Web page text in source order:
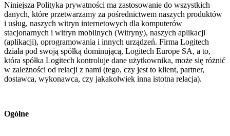
Niniejsza Polityka prywatności ma zastosowanie do wszystkich
danych, które przetwarzamy za pośrednictwem naszych produktów
i usług, naszych witryn internetowych dla komputerów
stacjonarnych i witryn mobilnych (Witryny), naszych aplikacji
(aplikacji), oprogramowania i innych urządzeń. Firma Logitech
działa pod swoją spółką dominującą, Logitech Europe SA, a to,
która spółka Logitech kontroluje dane użytkownika, może się różnić
w zależności od relacji z nami (tego, czy jest to klient, partner,
dostawca, wykonawca, czy jakakolwiek inna istotna relacja).
Ogólne